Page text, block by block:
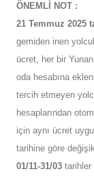
ÖNEMLİ NOT :
21 Temmuz 2025
gemiden inen
ücret, her bir
oda hesabına
tercih etmeyen
hesaplarından
için aynı ücret
tarihine göre
01/11-31/03 tarihler